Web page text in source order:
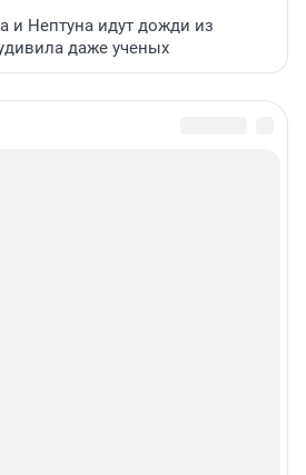
и Нептуна идут дожди из
даже ученых